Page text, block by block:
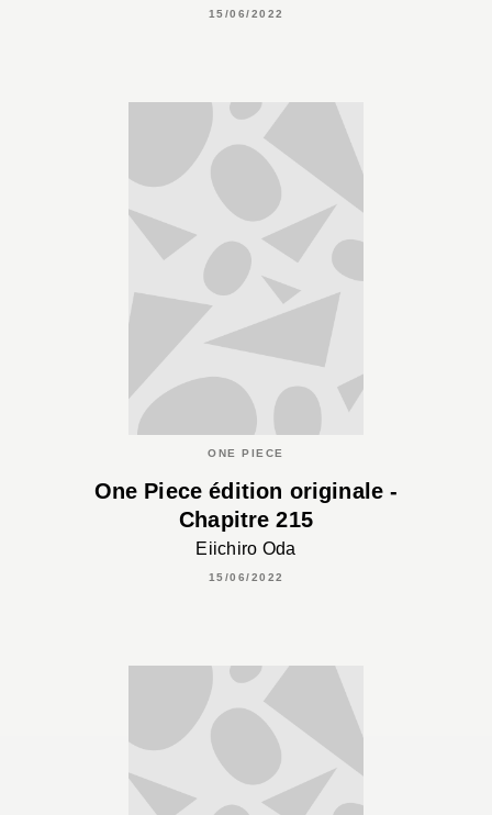
15/06/2022
ONE PIECE
One Piece édition originale -
Chapitre 215
Eiichiro Oda
15/06/2022